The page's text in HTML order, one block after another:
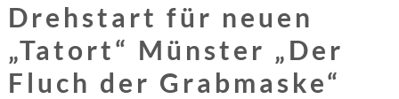
Drehstart für neuen
„Tatort“ Münster „Der
Fluch der Grabmaske“